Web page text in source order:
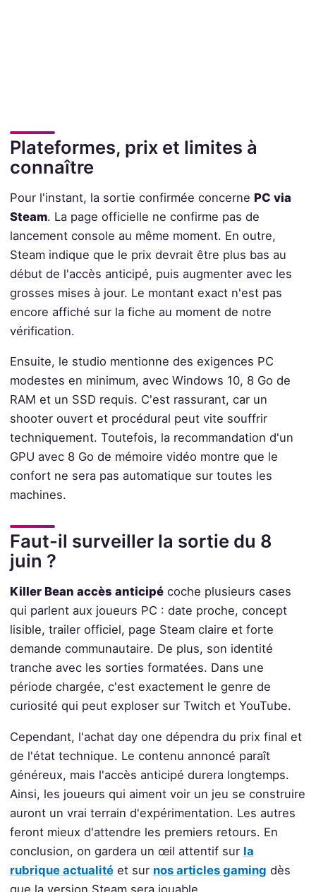
Plateformes, prix et limites à
connaître
Pour l'instant, la sortie confirmée concerne PC via
Steam. La page officielle ne confirme pas de
lancement console au même moment. En outre,
Steam indique que le prix devrait être plus bas au
début de l'accès anticipé, puis augmenter avec les
grosses mises à jour. Le montant exact n'est pas
encore affiché sur la fiche au moment de notre
vérification.
Ensuite, le studio mentionne des exigences PC
modestes en minimum, avec Windows 10, 8 Go de
RAM et un SSD requis. C'est rassurant, car un
shooter ouvert et procédural peut vite souffrir
techniquement. Toutefois, la recommandation d'un
GPU avec 8 Go de mémoire vidéo montre que le
confort ne sera pas automatique sur toutes les
machines.
Faut-il surveiller la sortie du 8
juin ?
Killer Bean accès anticipécoche plusieurs cases
qui parlent aux joueurs PC : date proche, concept
lisible, trailer officiel, page Steam claire et forte
demande communautaire. De plus, son identité
tranche avec les sorties formatées. Dans une
période chargée, c'est exactement le genre de
curiosité qui peut exploser sur Twitch et YouTube.
Cependant, l'achat day one dépendra du prix final et
de l'état technique. Le contenu annoncé paraît
généreux, mais l'accès anticipé durera longtemps.
Ainsi, les joueurs qui aiment voir un jeu se construire
auront un vrai terrain d'expérimentation. Les autres
feront mieux d'attendre les premiers retours. En
conclusion, on gardera un œil attentif sur la
rubrique actualitéet sur nos articles gaming dès
que la version Steam sera jouable.